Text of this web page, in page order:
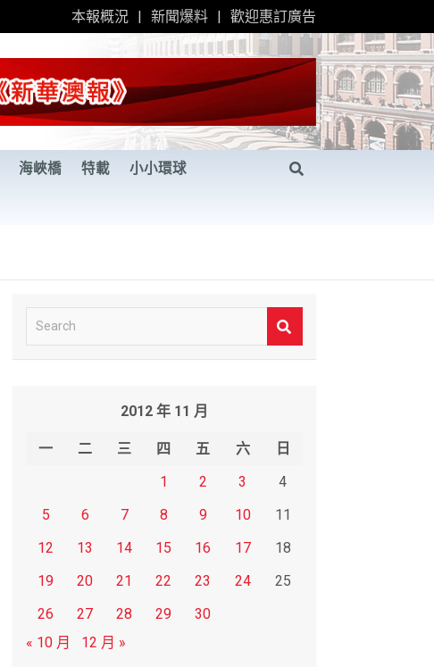
本報概況 新聞爆料 歡迎惠訂廣告
海峽橋 特載 小小環球
e
2012 年 11 月
一 二 三 四 五 六
日
1
2 3
4
5
6 7 8 9 10
11
12
13 14 15 16 17
18
19
20 21 22 23 24
25
26
27 28 29
30
« 10 月
12 月 »